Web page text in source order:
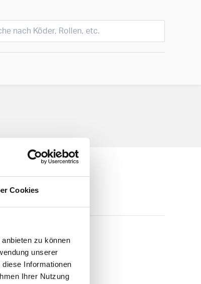
Cookies
zu können
unserer
Informationen
Ihrer Nutzung